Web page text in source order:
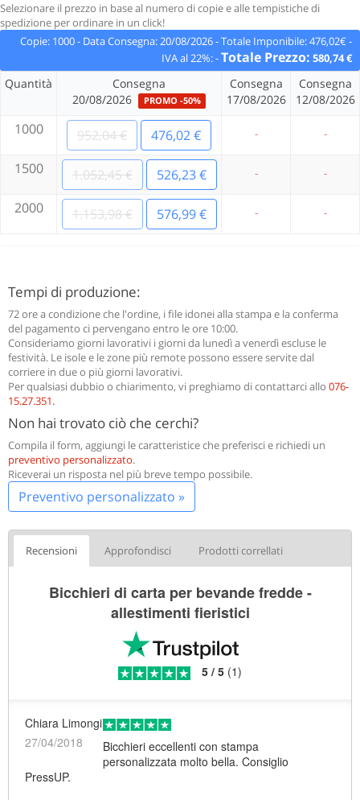
Selezionare il prezzo in base al numero di copie e alle tempistiche di
spedizione per ordinare in un click!
Copie: 1000- Data Consegna:20/08/2026-Totale Imponibile:476,02€-
IVA al 22%:-Totale Prezzo: 580,74 €
Quantità
Consegna
20/08/2026 PROMO -50%
Consegna
17/08/2026
Consegna
12/08/2026
1000 952,04 € 476,02 € - -
1500 1.052,45 € 526,23 € - -
2000 1.153,98 € 576,99 € - -
Tempi di produzione:
72 ore a condizione che l'ordine, i file idonei alla stampa e la conferma
del pagamento ci pervengano entro le ore 10:00.
Consideriamo giorni lavorativi i giorni da lunedì a venerdì escluse le
festività. Le isole e le zone più remote possono essere servite dal
corriere in due o più giorni lavorativi.
Per qualsiasi dubbio o chiarimento, vi preghiamo di contattarci allo 076-
15.27.351.
Non hai trovato ciò che cerchi?
Compila il form, aggiungi le caratteristice che preferisci e richiedi un
preventivo personalizzato.
Riceverai un risposta nel più breve tempo possibile.
Preventivo personalizzato »
Recensioni Approfondisci Prodotti correllati
Bicchieri di carta per bevande fredde -
allestimenti fieristici
5 / 5 (1)
Chiara Limongi
27/04/2018
Bicchieri eccellenti con stampa
personalizzata molto bella. Consiglio
PressUP.